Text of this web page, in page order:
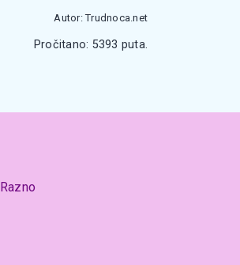
Autor: Trudnoca.net
Pročitano: 5393 puta.
Razno